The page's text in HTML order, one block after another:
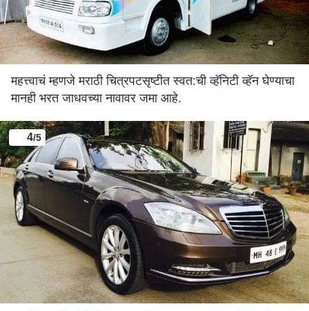
महत्त्वाचं म्हणजे मराठी चित्रपटसृष्टीत स्वत:ची व्हॅनिटी व्हॅन घेण्याचा
मानही भरत जाधवच्या नावावर जमा आहे.
4/5